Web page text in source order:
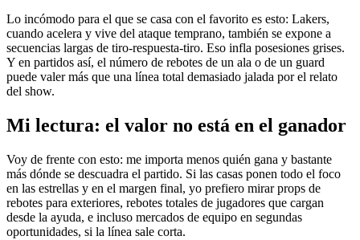
Lo incómodo para el que se casa con el favorito es esto: Lakers,
cuando acelera y vive del ataque temprano, también se expone a
secuencias largas de tiro-respuesta-tiro. Eso infla posesiones grises.
Y en partidos así, el número de rebotes de un ala o de un guard
puede valer más que una línea total demasiado jalada por el relato
del show.
Mi lectura: el valor no está en el ganador
Voy de frente con esto: me importa menos quién gana y bastante
más dónde se descuadra el partido. Si las casas ponen todo el foco
en las estrellas y en el margen final, yo prefiero mirar props de
rebotes para exteriores, rebotes totales de jugadores que cargan
desde la ayuda, e incluso mercados de equipo en segundas
oportunidades, si la línea sale corta.